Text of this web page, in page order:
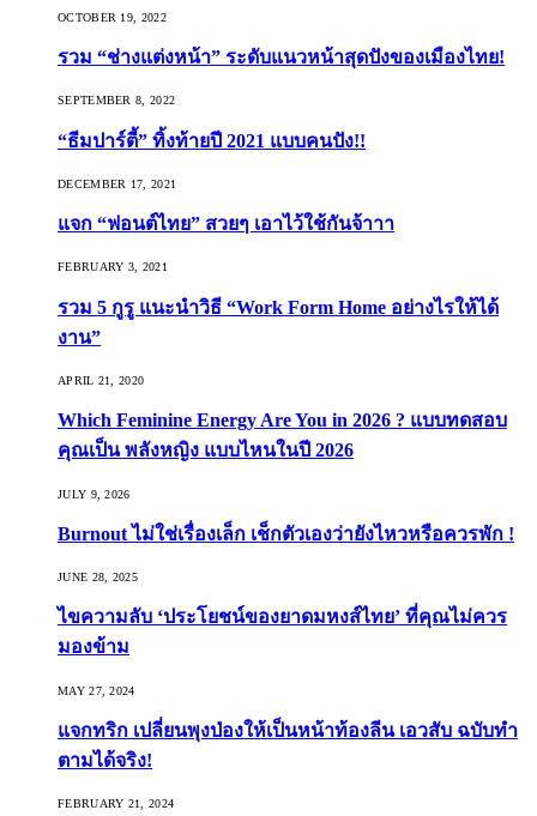
OCTOBER 19, 2022
รวม “ช่างแต่งหน้า” ระดับแนวหน้าสุดปังของเมืองไทย!
SEPTEMBER 8, 2022
“ธีมปาร์ตี้” ทิ้งท้ายปี 2021 แบบคนปัง!!
DECEMBER 17, 2021
แจก “ฟอนต์ไทย” สวยๆ เอาไว้ใช้กันจ้าาา
FEBRUARY 3, 2021
รวม 5 กูรู แนะนำวิธี “Work Form Home อย่างไรให้ได้
งาน”
APRIL 21, 2020
Which Feminine Energy Are You in 2026 ? แบบทดสอบ
คุณเป็น พลังหญิง แบบไหนในปี 2026
JULY 9, 2026
Burnout ไม่ใช่เรื่องเล็ก เช็กตัวเองว่ายังไหวหรือควรพัก !
JUNE 28, 2025
ไขความลับ ‘ประโยชน์ของยาดมหงส์ไทย’ ที่คุณไม่ควร
มองข้าม
MAY 27, 2024
แจกทริก เปลี่ยนพุงป่องให้เป็นหน้าท้องลีน เอวสับ ฉบับทำ
ตามได้จริง!
FEBRUARY 21, 2024